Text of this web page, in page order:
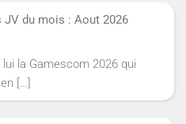
JV du mois : Aout 2026
la Gamescom 2026 qui
[…]